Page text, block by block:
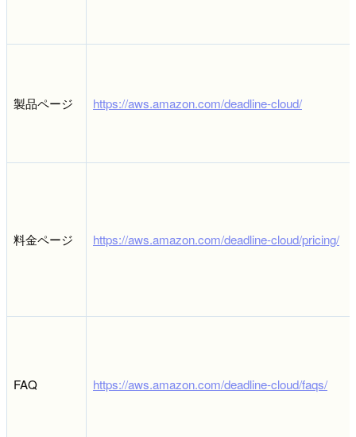
製品ページ https://aws.amazon.com/deadline-cloud/
料金ページ https://aws.amazon.com/deadline-cloud/pricing/
FAQ https://aws.amazon.com/deadline-cloud/faqs/